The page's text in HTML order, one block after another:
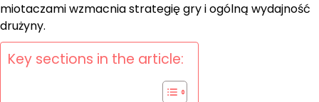
miotaczami wzmacnia strategię gry i ogólną wydajność
drużyny.
Key sections in the article: